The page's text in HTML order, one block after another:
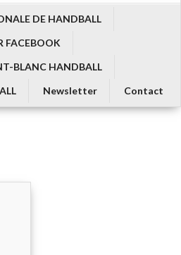
DE HANDBALL
FACEBOOK
BLANC HANDBALL
Newsletter Contact